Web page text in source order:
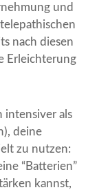
und
nach diesen
Erleichterung
intensiver als
deine
zu nutzen:
“Batterien”
kannst,